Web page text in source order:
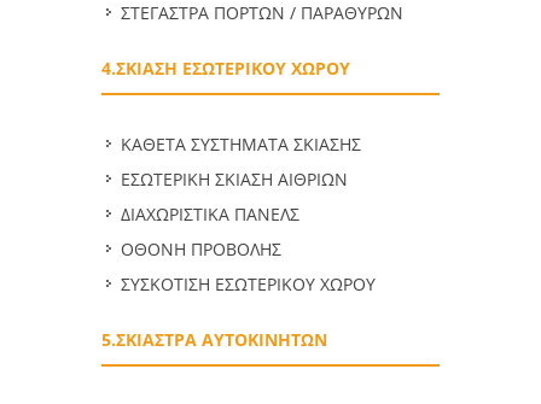
ΣΤΕΓΑΣΤΡΑ ΠΟΡΤΩΝ / ΠΑΡΑΘΥΡΩΝ
4.ΣΚΙΑΣΗ ΕΣΩΤΕΡΙΚΟΥ ΧΩΡΟΥ
ΚΑΘΕΤΑ ΣΥΣΤΗΜΑΤΑ ΣΚΙΑΣΗΣ
ΕΣΩΤΕΡΙΚΗ ΣΚΙΑΣΗ ΑΙΘΡΙΩΝ
ΔΙΑΧΩΡΙΣΤΙΚΑ ΠΑΝΕΛΣ
ΟΘΟΝΗ ΠΡΟΒΟΛΗΣ
ΣΥΣΚΟΤΙΣΗ ΕΣΩΤΕΡΙΚΟΥ ΧΩΡΟΥ
5.ΣΚΙΑΣΤΡΑ ΑΥΤΟΚΙΝΗΤΩΝ